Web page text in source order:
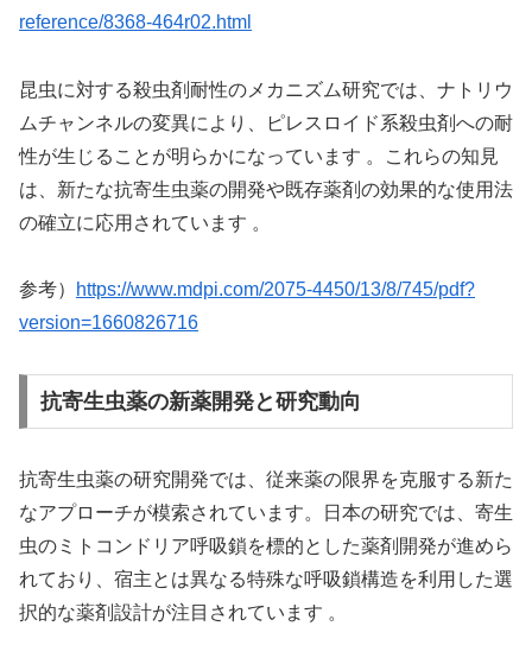
reference/8368-464r02.html
昆虫に対する殺虫剤耐性のメカニズム研究では、ナトリウ
ムチャンネルの変異により、ピレスロイド系殺虫剤への耐
性が生じることが明らかになっています 。これらの知見
は、新たな抗寄生虫薬の開発や既存薬剤の効果的な使用法
の確立に応用されています 。
参考）
https://www.mdpi.com/2075-4450/13/8/745/pdf?
version=1660826716
抗寄生虫薬の新薬開発と研究動向
抗寄生虫薬の研究開発では、従来薬の限界を克服する新た
なアプローチが模索されています。日本の研究では、寄生
虫のミトコンドリア呼吸鎖を標的とした薬剤開発が進めら
れており、宿主とは異なる特殊な呼吸鎖構造を利用した選
択的な薬剤設計が注目されています 。